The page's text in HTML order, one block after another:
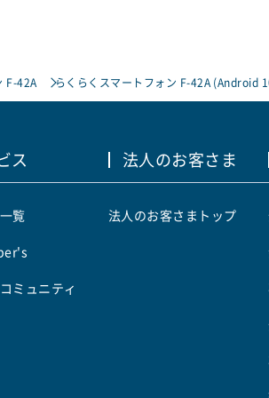
F-42A らくらくスマートフォン F-42A (Android
ス
覧
ミュニティ
法人のお客さま
法人のお客さまトップ